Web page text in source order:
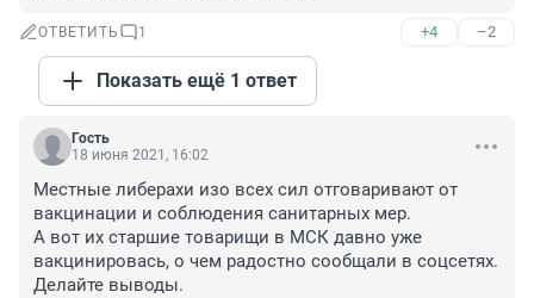
ОТВЕТИТЬ 1 +4 –2
Показать ещё 1 ответ
Гость
18 июня 2021, 16:02
Местные либерахи изо всех сил отговаривают от
вакцинации и соблюдения санитарных мер.
А вот их старшие товарищи в МСК давно уже
вакцинировась, о чем радостно сообщали в соцсетях.
Делайте выводы.